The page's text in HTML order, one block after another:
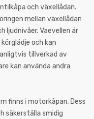
och växellådan.
mellan växellådan
ljudnivåer. Vaevellen är
och kan
tillverkad av
kan använda andra
finns i motorkåpan. Dess
säkerställa smidig